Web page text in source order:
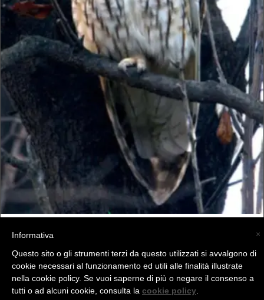
(C) La Valtellina - info@la-valtellina.com -
×
Informativa
Questo sito o gli strumenti terzi da questo utilizzati si avvalgono di
cookie necessari al funzionamento ed utili alle finalità illustrate
nella cookie policy. Se vuoi saperne di più o negare il consenso a
tutti o ad alcuni cookie, consulta la cookie policy